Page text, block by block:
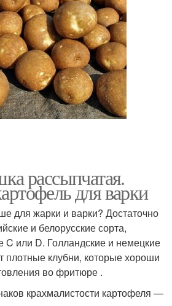
рассыпчатая.
для варки
для жарки и варки? Достаточно
и белорусские сорта,
C или D. Голландские и немецкие
плотные клубни, которые хороши
во фритюре .
крахмалистости картофеля —